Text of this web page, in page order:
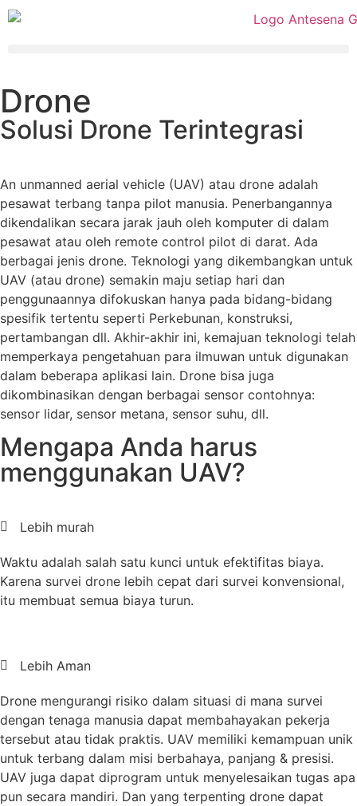
Drone
Solusi Drone Terintegrasi
An unmanned aerial vehicle (UAV) atau drone adalah
pesawat terbang tanpa pilot manusia. Penerbangannya
dikendalikan secara jarak jauh oleh komputer di dalam
pesawat atau oleh remote control pilot di darat. Ada
berbagai jenis drone. Teknologi yang dikembangkan untuk
UAV (atau drone) semakin maju setiap hari dan
penggunaannya difokuskan hanya pada bidang-bidang
spesifik tertentu seperti Perkebunan, konstruksi,
pertambangan dll. Akhir-akhir ini, kemajuan teknologi telah
memperkaya pengetahuan para ilmuwan untuk digunakan
dalam beberapa aplikasi lain. Drone bisa juga
dikombinasikan dengan berbagai sensor contohnya:
sensor lidar, sensor metana, sensor suhu, dll.
Mengapa Anda harus
menggunakan UAV?
Lebih murah
Waktu adalah salah satu kunci untuk efektifitas biaya.
Karena survei drone lebih cepat dari survei konvensional,
itu membuat semua biaya turun.
Lebih Aman
Drone mengurangi risiko dalam situasi di mana survei
dengan tenaga manusia dapat membahayakan pekerja
tersebut atau tidak praktis. UAV memiliki kemampuan unik
untuk terbang dalam misi berbahaya, panjang & presisi.
UAV juga dapat diprogram untuk menyelesaikan tugas apa
pun secara mandiri. Dan yang terpenting drone dapat